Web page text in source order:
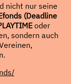
nicht nur seine
(Deadline
oder
sondern auch